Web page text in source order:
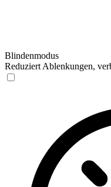
Blindenmodus
Reduziert Ablenkungen,